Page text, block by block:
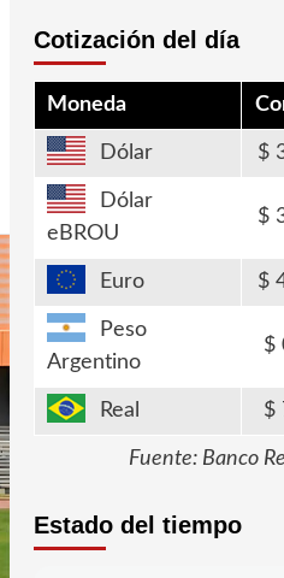
Cotización del día
Moneda
Dólar
Dólar
eBROU
Euro
Peso
Argentino
Real
Fuente: Banco
Estado del tiempo